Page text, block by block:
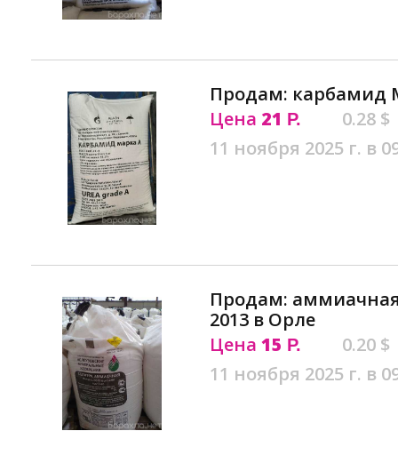
Продам: карбамид
Цена 21 Р.
0.28 $
11 ноября 2025 г. в
Продам:
2013 в Орле
Цена 15 Р.
0.20 $
11 ноября 2025 г. в